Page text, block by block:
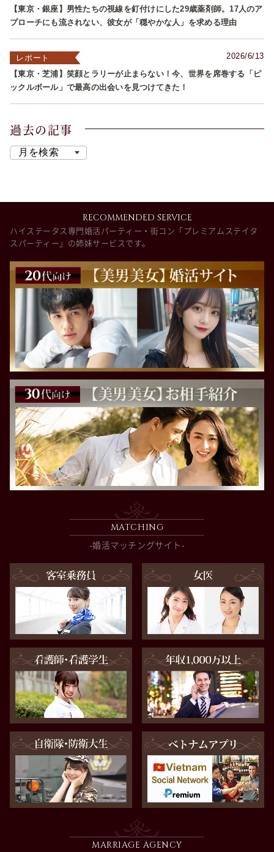
【東京・銀座】男性たちの視線を釘付けにした29歳薬剤師。17人のア
プローチにも流されない、彼女が「穏やかな人」を求める理由
2026/6/13
レポート
【東京・芝浦】笑顔とラリーが止まらない！今、世界を席巻する「ピ
ックルボール」で最高の出会いを見つけてきた！
過去の記事
RECOMMENDED SERVICE
ハイステータス専門婚活パーティー・街コン「プレミアムステイタ
スパーティー」の姉妹サービスです。
MATCHING
-婚活マッチングサイト-
MARRIAGE AGENCY